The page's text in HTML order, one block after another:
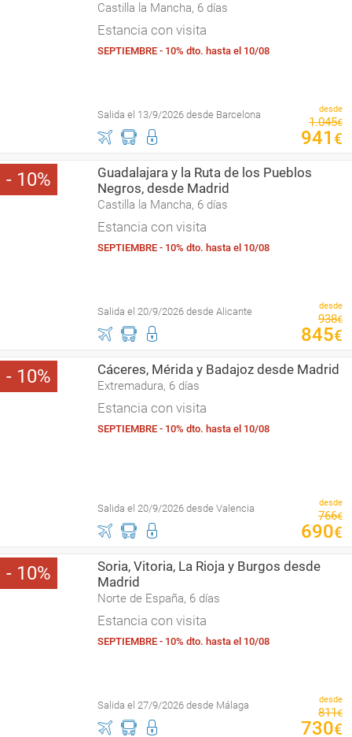
Castilla la Mancha, 6 días
Estancia con visita
SEPTIEMBRE - 10% dto. hasta el 10/08
Salida el 13/9/2026 desde Barcelona desde
1.045€
941 €
10
Guadalajara y la Ruta de los Pueblos
Negros, desde Madrid
Castilla la Mancha, 6 días
Estancia con visita
SEPTIEMBRE - 10% dto. hasta el 10/08
Salida el 20/9/2026 desde Alicante desde
938€
845€
10 Cáceres, Mérida y Badajoz desde Madrid
Extremadura, 6 días
Estancia con visita
SEPTIEMBRE - 10% dto. hasta el 10/08
Salida el 20/9/2026 desde Valencia desde
766€
690€
10
Soria, Vitoria, La Rioja y Burgos desde
Madrid
Norte de España, 6 días
Estancia con visita
SEPTIEMBRE - 10% dto. hasta el 10/08
Salida el 27/9/2026 desde Málaga desde
811€
730€